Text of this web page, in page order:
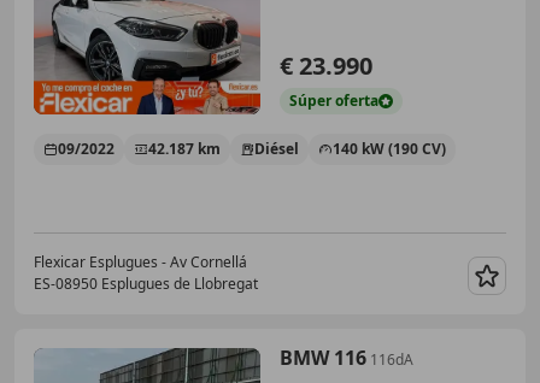
€ 23.990
Súperoferta
09/2022 42.187 km Diésel 140 kW (190 CV)
Flexicar Esplugues - Av Cornellá
ES-08950 Esplugues de Llobregat
BMW 116 116dA